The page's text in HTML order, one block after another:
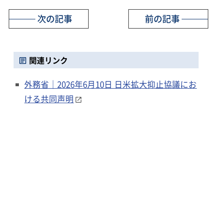
前の記事
次の記事
関連リンク
外務省｜2026年6月10日 日米拡大抑止協議にお
ける共同声明